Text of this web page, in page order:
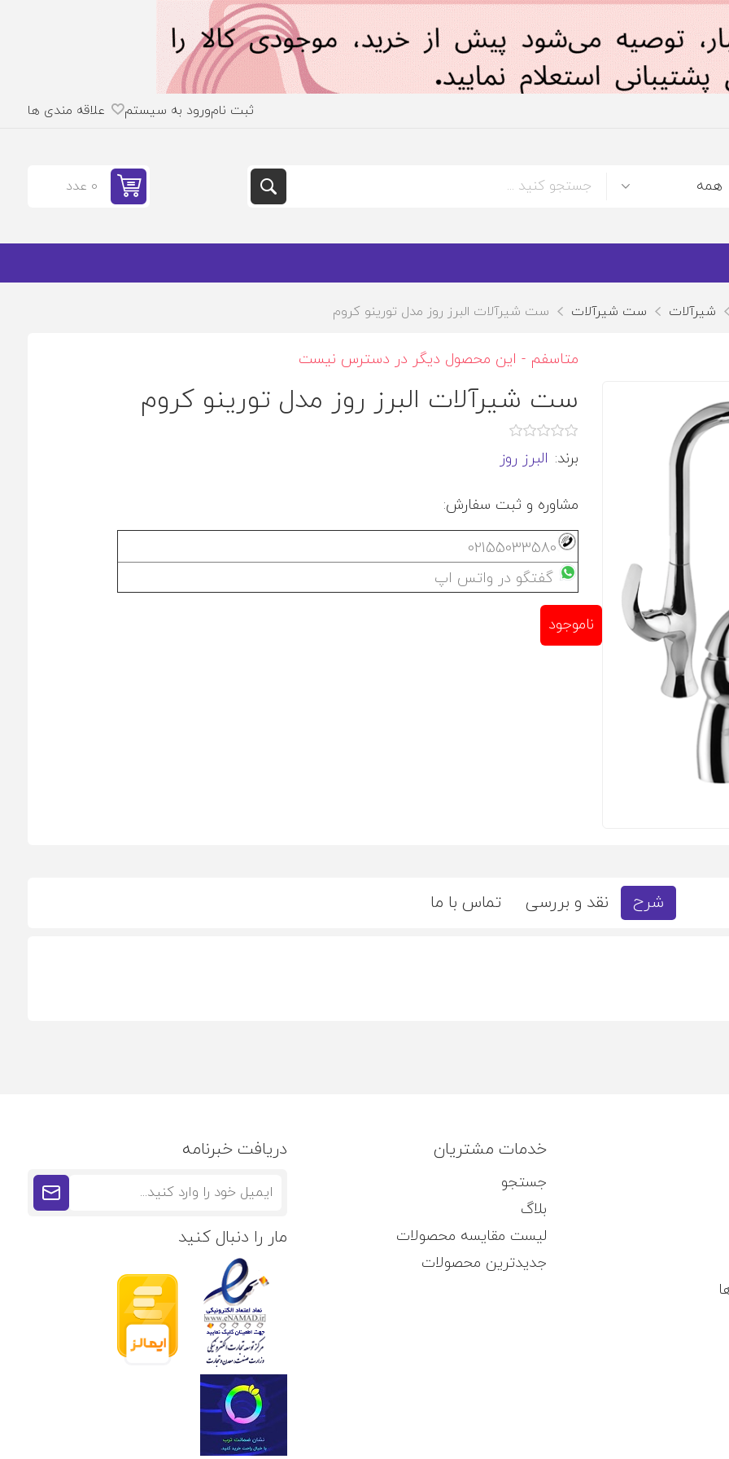
ثبت نامورود به سیستم علاقه مندی ها
0 عدد
شیرآلات ست شیرآلات ست شیرآلات البرز روز مدل تورینو کروم
متاسفم - این محصول دیگر در دسترس نیست
ست شیرآلات البرز روز مدل تورینو کروم
برند: البرز روز
مشاوره و ثبت سفارش:
02155033580
گفتگو در واتس اپ
ناموجود
شرح نقد و بررسی تماس با ما
خدمات مشتریان
جستجو
بلاگ
لیست مقایسه محصولات
جدیدترین محصولات
دریافت خبرنامه
مار را دنبال کنید